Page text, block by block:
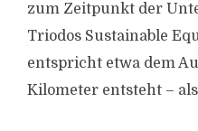
zum Zeitpunkt der
Triodos Sustainable
entspricht etwa dem
Kilometer entsteht –